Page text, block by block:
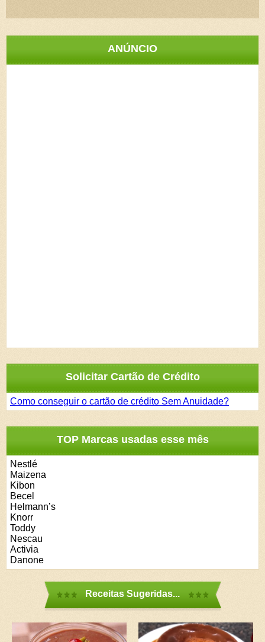
ANÚNCIO
Solicitar Cartão de Crédito
Como conseguir o cartão de crédito Sem Anuidade?
TOP Marcas usadas esse mês
Nestlé
Maizena
Kibon
Becel
Helmann’s
Knorr
Toddy
Nescau
Activia
Danone
Receitas Sugeridas...